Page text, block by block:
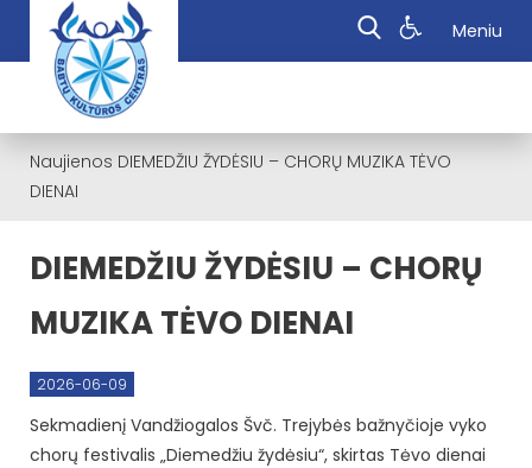
Meniu
Naujienos DIEMEDŽIU ŽYDĖSIU – CHORŲ MUZIKA TĖVO
DIENAI
DIEMEDŽIU ŽYDĖSIU – CHORŲ
MUZIKA TĖVO DIENAI
2026-06-09
Sekmadienį Vandžiogalos Švč. Trejybės bažnyčioje vyko
chorų festivalis „Diemedžiu žydėsiu“, skirtas Tėvo dienai